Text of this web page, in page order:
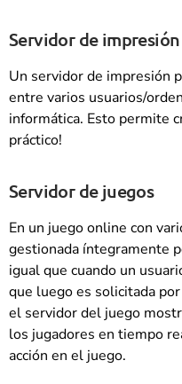
Servidor de impresión
Un servidor de impresión
entre varios usuarios/
informática. Esto permite
práctico!
Servidor de juegos
En un juego online con
gestionada íntegramente
igual que cuando un
que luego es solicitada
el servidor del juego
los jugadores en tiempo
acción en el juego.